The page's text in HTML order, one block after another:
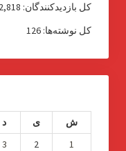
کل بازدیدکنند‌گان:
کل نوشته‌ها: 126
ش
ی د
1
2
3